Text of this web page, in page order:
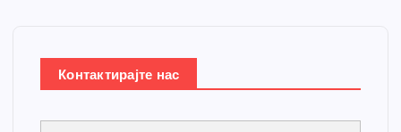
Контактирајте нас